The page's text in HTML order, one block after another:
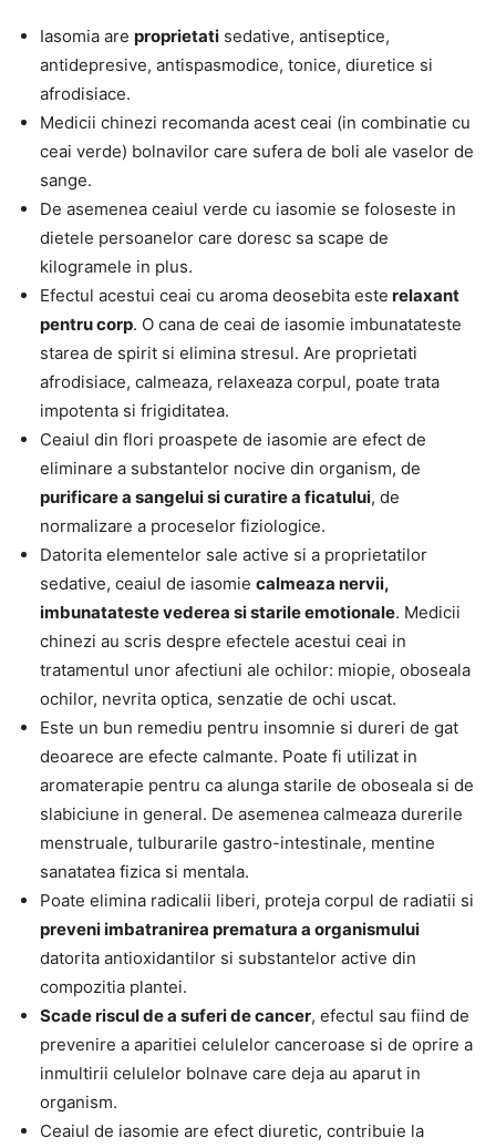
Iasomia are proprietati sedative, antiseptice,
antidepresive, antispasmodice, tonice, diuretice si
afrodisiace.
Medicii chinezi recomanda acest ceai (in combinatie cu
ceai verde) bolnavilor care sufera de boli ale vaselor de
sange.
De asemenea ceaiul verde cu iasomie se foloseste in
dietele persoanelor care doresc sa scape de
kilogramele in plus.
Efectul acestui ceai cu aroma deosebita este relaxant
pentru corp. O cana de ceai de iasomie imbunatateste
starea de spirit si elimina stresul. Are proprietati
afrodisiace, calmeaza, relaxeaza corpul, poate trata
impotenta si frigiditatea.
Ceaiul din flori proaspete de iasomie are efect de
eliminare a substantelor nocive din organism, de
purificare a sangelui si curatire a ficatului, de
normalizare a proceselor fiziologice.
Datorita elementelor sale active si a proprietatilor
sedative, ceaiul de iasomie calmeaza nervii,
imbunatateste vederea si starile emotionale. Medicii
chinezi au scris despre efectele acestui ceai in
tratamentul unor afectiuni ale ochilor: miopie, oboseala
ochilor, nevrita optica, senzatie de ochi uscat.
Este un bun remediu pentru insomnie si dureri de gat
deoarece are efecte calmante. Poate fi utilizat in
aromaterapie pentru ca alunga starile de oboseala si de
slabiciune in general. De asemenea calmeaza durerile
menstruale, tulburarile gastro-intestinale, mentine
sanatatea fizica si mentala.
Poate elimina radicalii liberi, proteja corpul de radiatii si
preveni imbatranirea prematura a organismului
datorita antioxidantilor si substantelor active din
compozitia plantei.
Scade riscul de a suferi de cancer, efectul sau fiind de
prevenire a aparitiei celulelor canceroase si de oprire a
inmultirii celulelor bolnave care deja au aparut in
organism.
Ceaiul de iasomie are efect diuretic, contribuie la